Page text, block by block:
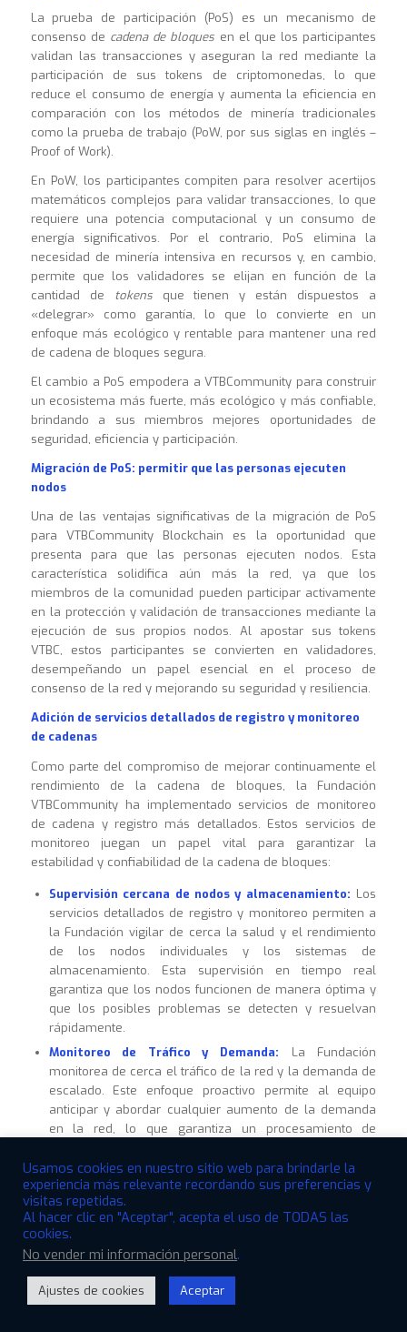
La prueba de participación (PoS) es un mecanismo de
consenso de cadena de bloques en el que los participantes
validan las transacciones y aseguran la red mediante la
participación de sus tokens de criptomonedas, lo que
reduce el consumo de energía y aumenta la eficiencia en
comparación con los métodos de minería tradicionales
como la prueba de trabajo (PoW, por sus siglas en inglés –
Proof of Work).
En PoW, los participantes compiten para resolver acertijos
matemáticos complejos para validar transacciones, lo que
requiere una potencia computacional y un consumo de
energía significativos. Por el contrario, PoS elimina la
necesidad de minería intensiva en recursos y, en cambio,
permite que los validadores se elijan en función de la
cantidad de tokensque tienen y están dispuestos a
«delegrar» como garantía, lo que lo convierte en un
enfoque más ecológico y rentable para mantener una red
de cadena de bloques segura.
El cambio a PoS empodera a VTBCommunity para construir
un ecosistema más fuerte, más ecológico y más confiable,
brindando a sus miembros mejores oportunidades de
seguridad, eficiencia y participación.
Migración de PoS: permitir que las personas ejecuten
nodos
Una de las ventajas significativas de la migración de PoS
para VTBCommunity Blockchain es la oportunidad que
presenta para que las personas ejecuten nodos. Esta
característica solidifica aún más la red, ya que los
miembros de la comunidad pueden participar activamente
en la protección y validación de transacciones mediante la
ejecución de sus propios nodos. Al apostar sus tokens
VTBC, estos participantes se convierten en validadores,
desempeñando un papel esencial en el proceso de
consenso de la red y mejorando su seguridad y resiliencia.
Adición de servicios detallados de registro y monitoreo
de cadenas
Como parte del compromiso de mejorar continuamente el
rendimiento de la cadena de bloques, la Fundación
VTBCommunity ha implementado servicios de monitoreo
de cadena y registro más detallados. Estos servicios de
monitoreo juegan un papel vital para garantizar la
estabilidad y confiabilidad de la cadena de bloques:
Supervisión cercana de nodos y almacenamiento: Los
servicios detallados de registro y monitoreo permiten a
la Fundación vigilar de cerca la salud y el rendimiento
de los nodos individuales y los sistemas de
almacenamiento. Esta supervisión en tiempo real
garantiza que los nodos funcionen de manera óptima y
que los posibles problemas se detecten y resuelvan
rápidamente.
Monitoreo de Tráfico y Demanda: La Fundación
monitorea de cerca el tráfico de la red y la demanda de
escalado. Este enfoque proactivo permite al equipo
anticipar y abordar cualquier aumento de la demanda
en la red, lo que garantiza un procesamiento de
Gestión y mantenimiento de nodos:Con un registro
detallado, la Fundación puede administrar y mantener
sus nodos de manera eficiente. Este enfoque de
mantenimiento proactivo ayuda a evitar posibles
tiempos de inactividad y garantiza que la cadena de
miembros de la comunidad.
Usamos cookies en nuestro sitio web para brindarle la
experiencia más relevante recordando sus preferencias y
visitas repetidas.
Al hacer clic en "Aceptar", acepta el uso de TODAS las
cookies.
No vender mi información personal.
Ajustes de cookies Aceptar